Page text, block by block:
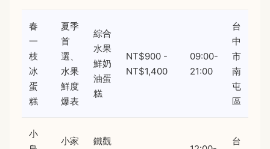
春
一
枝
冰
蛋
糕
夏季
首
選、
水果
鮮度
爆表
綜合
水果
鮮奶
油蛋
糕
NT$900 -
NT$1,400
09:00-
21:00
台
中
市
南
屯
區
小
小家
鐵觀
台